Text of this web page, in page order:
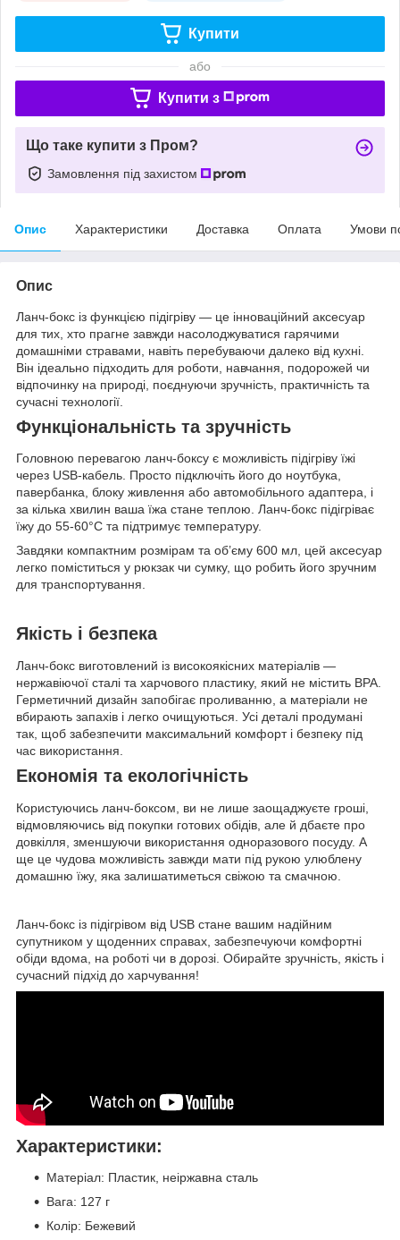
Купити
або
Купити з
Що таке купити з Пром?
Замовлення під захистом
Опис Характеристики Доставка Оплата Умови
Опис
Ланч-бокс із функцією підігріву — це інноваційний аксесуар
для тих, хто прагне завжди насолоджуватися гарячими
домашніми стравами, навіть перебуваючи далеко від кухні.
Він ідеально підходить для роботи, навчання, подорожей чи
відпочинку на природі, поєднуючи зручність, практичність та
сучасні технології.
Функціональність та зручність
Головною перевагою ланч-боксу є можливість підігріву їжі
через USB-кабель. Просто підключіть його до ноутбука,
павербанка, блоку живлення або автомобільного адаптера, і
за кілька хвилин ваша їжа стане теплою. Ланч-бокс підігріває
їжу до 55-60°С та підтримує температуру.
Завдяки компактним розмірам та об’єму 600 мл, цей аксесуар
легко поміститься у рюкзак чи сумку, що робить його зручним
для транспортування.
Якість і безпека
Ланч-бокс виготовлений із високоякісних матеріалів —
нержавіючої сталі та харчового пластику, який не містить BPA.
Герметичний дизайн запобігає проливанню, а матеріали не
вбирають запахів і легко очищуються. Усі деталі продумані
так, щоб забезпечити максимальний комфорт і безпеку під
час використання.
Економія та екологічність
Користуючись ланч-боксом, ви не лише заощаджуєте гроші,
відмовляючись від покупки готових обідів, але й дбаєте про
довкілля, зменшуючи використання одноразового посуду. А
ще це чудова можливість завжди мати під рукою улюблену
домашню їжу, яка залишатиметься свіжою та смачною.
Ланч-бокс із підігрівом від USB стане вашим надійним
супутником у щоденних справах, забезпечуючи комфортні
обіди вдома, на роботі чи в дорозі. Обирайте зручність, якість і
сучасний підхід до харчування!
Характеристики:
Матеріал: Пластик, неіржавна сталь
Вага: 127 г
Колір: Бежевий